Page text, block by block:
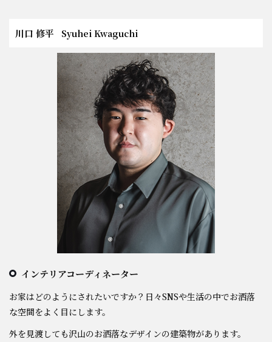
川口 修平 Syuhei Kwaguchi
インテリアコーディネーター
お家はどのようにされたいですか？日々SNSや生活の中でお洒落
な空間をよく目にします。
外を見渡しても沢山のお洒落なデザインの建築物があります。